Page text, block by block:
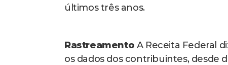
últimos três anos.
Rastreamento A Receita Federal
os dados dos contribuintes, desde